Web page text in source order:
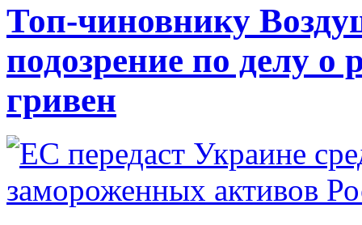
Топ-чиновнику
подозрение по делу о
гривен